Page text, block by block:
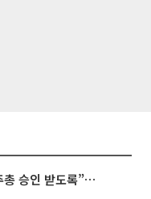
김정관 장관 “반도체 성과급, 주총 승인 받도록”…상법·자본시장법 개정 시사